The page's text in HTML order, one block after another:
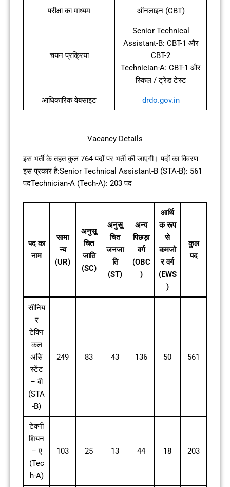
परीक्षा का माध्यम ऑनलाइन (CBT)
चयन प्रक्रिया
Senior Technical
Assistant-B: CBT-1 और
CBT-2
Technician-A: CBT-1 और
स्किल / ट्रेड टेस्ट
आधिकारिक वेबसाइट drdo.gov.in
Vacancy Details
इस भर्ती के तहत कुल 764 पदों पर भर्ती की जाएगी। पदों का विवरण
इस प्रकार है:Senior Technical Assistant-B (STA-B): 561
पदTechnician-A (Tech-A): 203 पद
पद का
नाम
सामा
न्य
(UR)
अनुसू
चित
जाति
(SC)
अनुसू
चित
जनजा
ति
(ST)
अन्य
पिछड़ा
वर्ग
(OBC
)
आर्थि
क रूप
से
कमजो
र वर्ग
(EWS
)
कुल
पद
सीनिय
र
टेक्नि
कल
असि
स्टेंट
– बी
(STA
-B)
249 83 43 136 50 561
टेक्नी
शियन
– ए
(Tec
h-A)
103 25 13 44 18 203